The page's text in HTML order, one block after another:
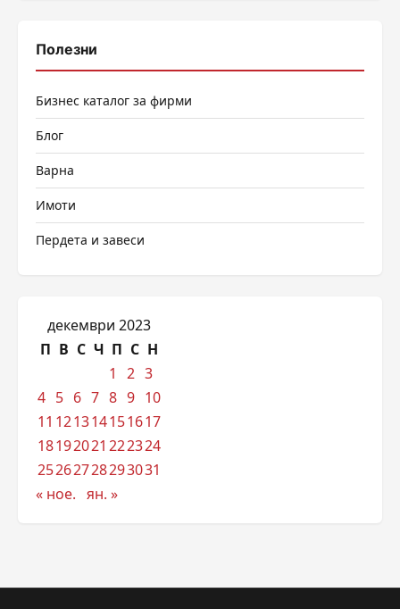
Полезни
Бизнес каталог за фирми
Блог
Варна
Имоти
Пердета и завеси
декември 2023
П В С Ч П С Н
1
2 3
4 5 6 7 8 9 10
11 121314151617
18192021 222324
25262728293031
« ное. ян. »